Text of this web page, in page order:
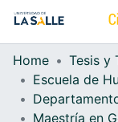
Communities &
All of DSpace
Home
Tesis y